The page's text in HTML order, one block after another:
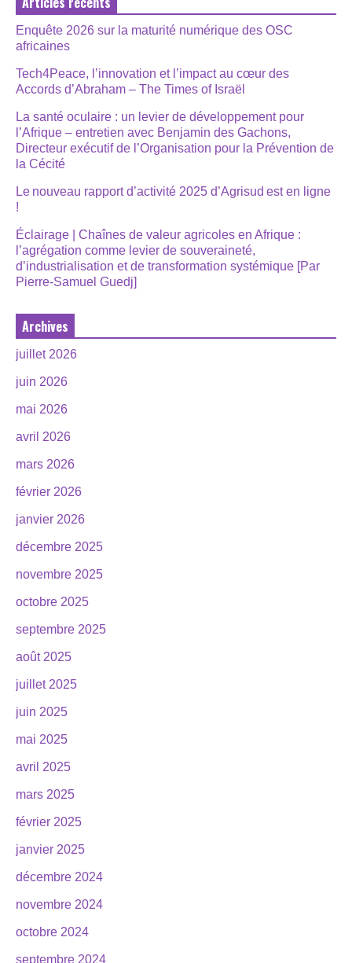
Enquête 2026 sur la maturité numérique des OSC
africaines
Tech4Peace, l’innovation et l’impact au cœur des
Accords d’Abraham – The Times of Israël
La santé oculaire : un levier de développement pour
l’Afrique – entretien avec Benjamin des Gachons,
Directeur exécutif de l’Organisation pour la Prévention de
la Cécité
Le nouveau rapport d’activité 2025 d’Agrisud est en ligne
!
Éclairage | Chaînes de valeur agricoles en Afrique :
l’agrégation comme levier de souveraineté,
d’industrialisation et de transformation systémique [Par
Pierre-Samuel Guedj]
Archives
juillet 2026
juin 2026
mai 2026
avril 2026
mars 2026
février 2026
janvier 2026
décembre 2025
novembre 2025
octobre 2025
septembre 2025
août 2025
juillet 2025
juin 2025
mai 2025
avril 2025
mars 2025
février 2025
janvier 2025
décembre 2024
novembre 2024
octobre 2024
septembre 2024